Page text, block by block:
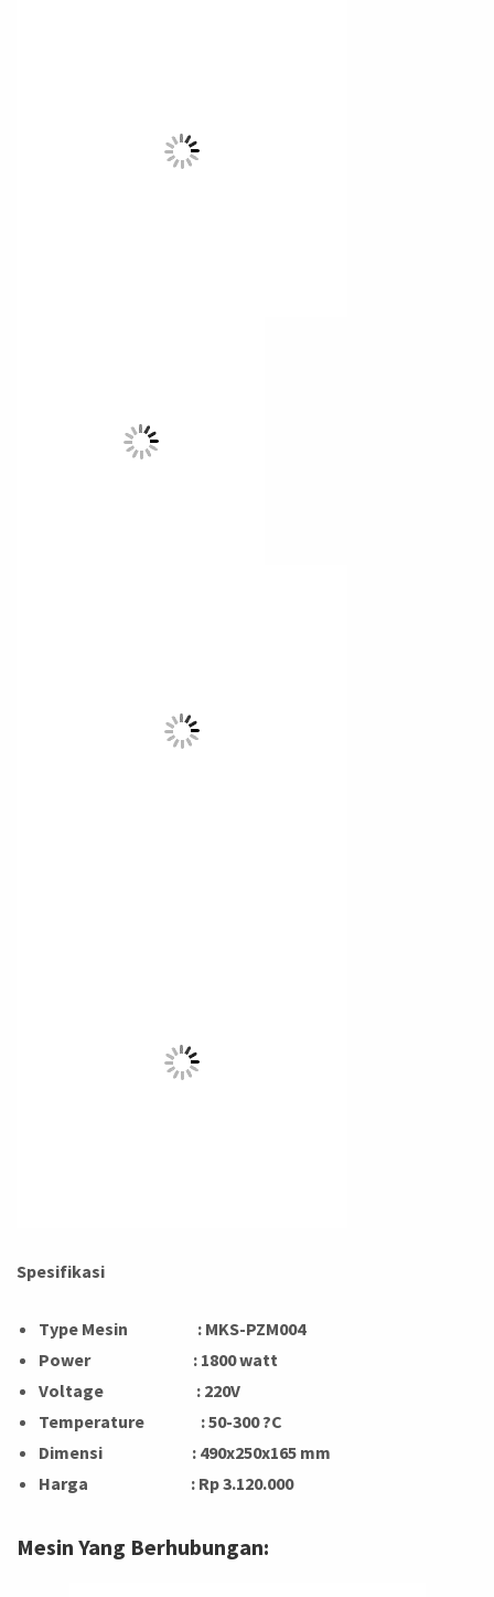
Spesifikasi
Type Mesin
: MKS-PZM004
Power
: 1800 watt
Voltage
: 220V
Temperature
: 50-300 ?C
Dimensi
: 490x250x165 mm
Harga : Rp 3.120.000
Mesin Yang Berhubungan: